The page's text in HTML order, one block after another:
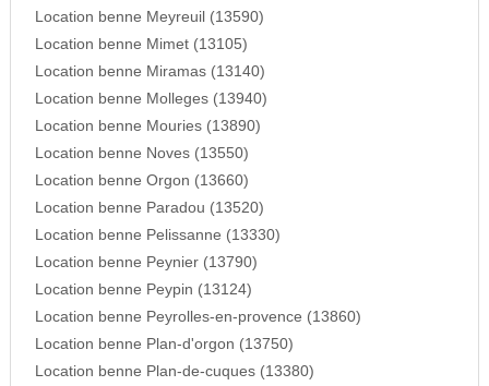
Location benne Meyreuil (13590)
Location benne Mimet (13105)
Location benne Miramas (13140)
Location benne Molleges (13940)
Location benne Mouries (13890)
Location benne Noves (13550)
Location benne Orgon (13660)
Location benne Paradou (13520)
Location benne Pelissanne (13330)
Location benne Peynier (13790)
Location benne Peypin (13124)
Location benne Peyrolles-en-provence (13860)
Location benne Plan-d'orgon (13750)
Location benne Plan-de-cuques (13380)